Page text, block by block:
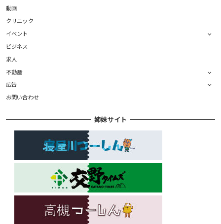
動画
クリニック
イベント
ビジネス
求人
不動産
広告
お問い合わせ
姉妹サイト